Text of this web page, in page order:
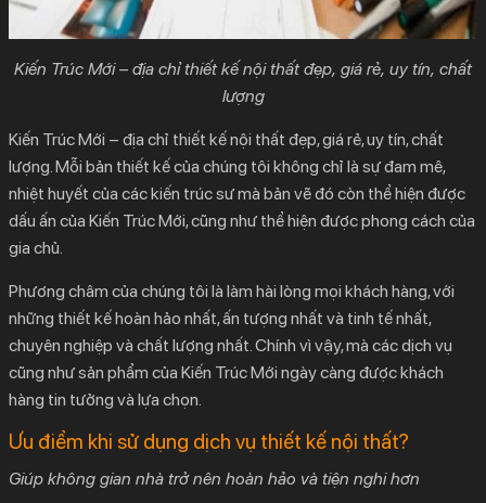
Kiến Trúc Mới – địa chỉ thiết kế nội thất đẹp, giá rẻ, uy tín, chất
lượng
Kiến Trúc Mới – địa chỉ thiết kế nội thất đẹp, giá rẻ, uy tín, chất
lượng. Mỗi bản thiết kế của chúng tôi không chỉ là sự đam mê,
nhiệt huyết của các kiến trúc sư mà bản vẽ đó còn thể hiện được
dấu ấn của Kiến Trúc Mới, cũng như thể hiện được phong cách của
gia chủ.
Phương châm của chúng tôi là làm hài lòng mọi khách hàng, với
những thiết kế hoàn hảo nhất, ấn tượng nhất và tinh tế nhất,
chuyên nghiệp và chất lượng nhất. Chính vì vậy, mà các dịch vụ
cũng như sản phẩm của Kiến Trúc Mới ngày càng được khách
hàng tin tưởng và lựa chọn.
Ưu điểm khi sử dụng dịch vụ thiết kế nội thất?
Giúp không gian nhà trở nên hoàn hảo và tiện nghi hơn